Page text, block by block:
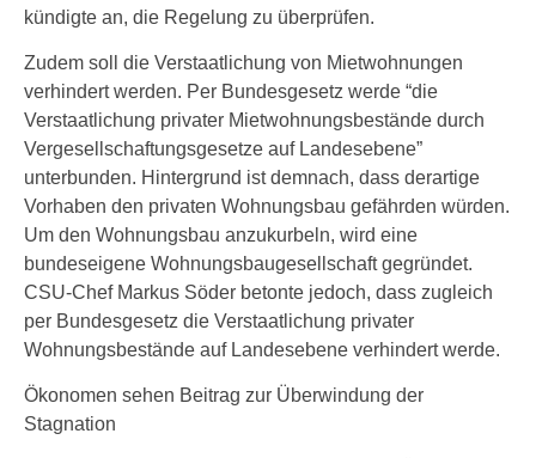
kündigte an, die Regelung zu überprüfen.
Zudem soll die Verstaatlichung von Mietwohnungen
verhindert werden. Per Bundesgesetz werde “die
Verstaatlichung privater Mietwohnungsbestände durch
Vergesellschaftungsgesetze auf Landesebene”
unterbunden. Hintergrund ist demnach, dass derartige
Vorhaben den privaten Wohnungsbau gefährden würden.
Um den Wohnungsbau anzukurbeln, wird eine
bundeseigene Wohnungsbaugesellschaft gegründet.
CSU-Chef Markus Söder betonte jedoch, dass zugleich
per Bundesgesetz die Verstaatlichung privater
Wohnungsbestände auf Landesebene verhindert werde.
Ökonomen sehen Beitrag zur Überwindung der
Stagnation